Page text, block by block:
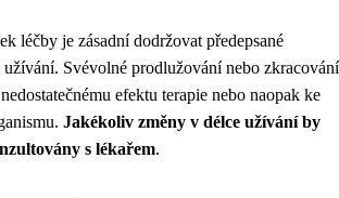
léčby je zásadní dodržovat předepsané
Svévolné prodlužování nebo zkracování
efektu terapie nebo naopak ke
Jakékoliv změny v délce užívání by
s lékařem.